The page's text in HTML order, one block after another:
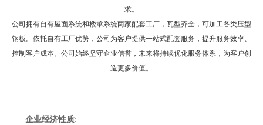
求。
公司拥有自有屋面系统和楼承系统两家配套工厂，瓦型齐全，可加工各类压型
钢板。依托自有工厂优势，公司为客户提供一站式配套服务，提升服务效率、
控制客户成本。公司始终坚守企业信誉， 未来将持续优化服务体系，为客户创
造更多价值。
企业经济性质: